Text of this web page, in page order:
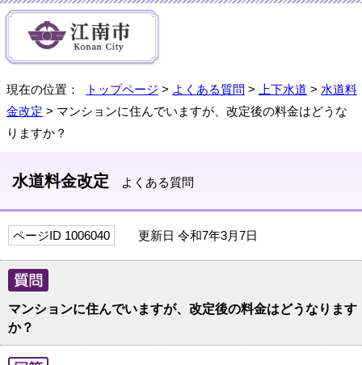
現在の位置： トップページ > よくある質問 > 上下水道 > 水道料
金改定 > マンションに住んでいますが、改定後の料金はどうな
りますか？
水道料金改定 よくある質問
ページID 1006040 更新日 令和7年3月7日
マンションに住んでいますが、改定後の料金はどうなります
か？